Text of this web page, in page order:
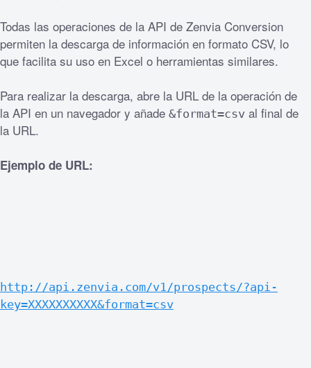
Todas las operaciones de la API de Zenvia Conversion
permiten la descarga de información en formato CSV, lo
que facilita su uso en Excel o herramientas similares.
Para realizar la descarga, abre la URL de la operación de
la API en un navegador y añade &format=csv al final de
la URL.
Ejemplo de URL:
http://api.zenvia.com/v1/prospects/?api-
key=XXXXXXXXXX&format=csv